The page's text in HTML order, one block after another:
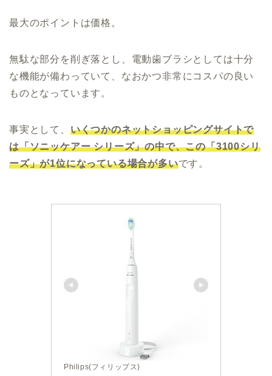
最大のポイントは価格。
無駄な部分を削ぎ落とし、電動歯ブラシとしては十分
な機能が備わっていて、なおかつ非常にコスパの良い
ものとなっています。
事実として、 いくつかのネットショッピングサイトで
は「ソニッケアー シリーズ」の中で、この「3100シリ
ーズ」が1位になっている場合が多いです。
Philips(フィリップス)